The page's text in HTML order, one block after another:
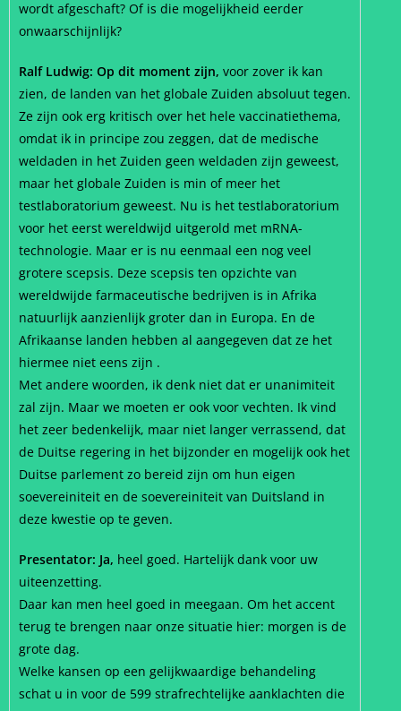
wordt afgeschaft? Of is die mogelijkheid eerder
onwaarschijnlijk?
Ralf Ludwig: Op dit moment zijn, voor zover ik kan
zien, de landen van het globale Zuiden absoluut tegen.
Ze zijn ook erg kritisch over het hele vaccinatiethema,
omdat ik in principe zou zeggen, dat de medische
weldaden in het Zuiden geen weldaden zijn geweest,
maar het globale Zuiden is min of meer het
testlaboratorium geweest. Nu is het testlaboratorium
voor het eerst wereldwijd uitgerold met mRNA-
technologie. Maar er is nu eenmaal een nog veel
grotere scepsis. Deze scepsis ten opzichte van
wereldwijde farmaceutische bedrijven is in Afrika
natuurlijk aanzienlijk groter dan in Europa. En de
Afrikaanse landen hebben al aangegeven dat ze het
hiermee niet eens zijn .
Met andere woorden, ik denk niet dat er unanimiteit
zal zijn. Maar we moeten er ook voor vechten. Ik vind
het zeer bedenkelijk, maar niet langer verrassend, dat
de Duitse regering in het bijzonder en mogelijk ook het
Duitse parlement zo bereid zijn om hun eigen
soevereiniteit en de soevereiniteit van Duitsland in
deze kwestie op te geven.
Presentator: Ja, heel goed. Hartelijk dank voor uw
uiteenzetting.
Daar kan men heel goed in meegaan. Om het accent
terug te brengen naar onze situatie hier: morgen is de
grote dag.
Welke kansen op een gelijkwaardige behandeling
schat u in voor de 599 strafrechtelijke aanklachten die